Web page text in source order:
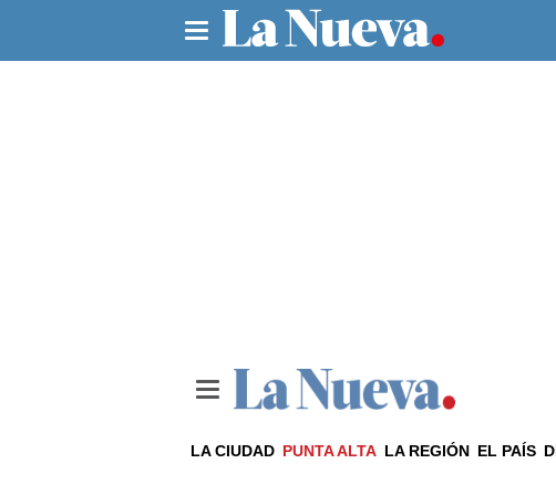
LA CIUDAD PUNTA ALTA LA REGIÓN EL PAÍS